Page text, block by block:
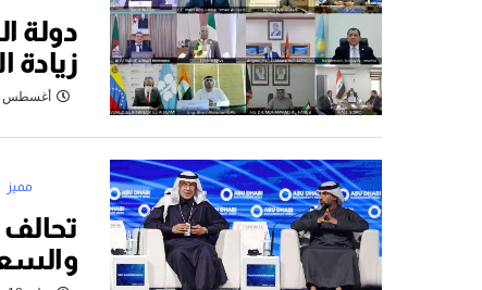
دولة
زيادة
أغسطس 29, 2021
مميز
تحالف